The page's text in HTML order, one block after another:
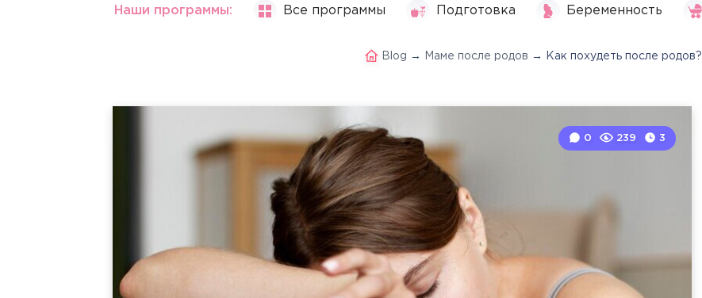
Наши программы: Все программы Подготовка Беременность
Blog → Маме после родов → Как похудеть после родов?
0 239 3